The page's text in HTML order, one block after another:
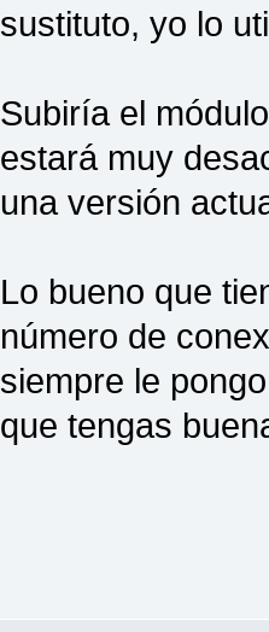
sustituto, yo lo
Subiría el
estará muy
una versión
Lo bueno que
número de
siempre le
que tengas